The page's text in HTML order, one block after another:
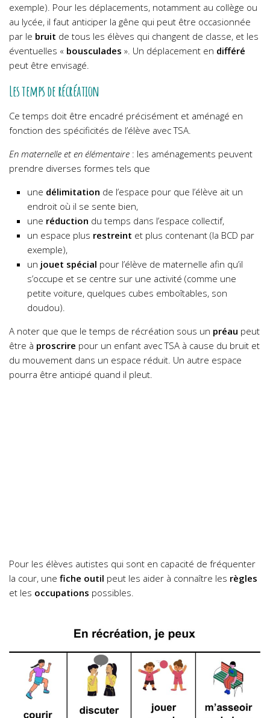
exemple). Pour les déplacements, notamment au collège ou
au lycée, il faut anticiper la gêne qui peut être occasionnée
par le bruit de tous les élèves qui changent de classe, et les
éventuelles « bousculades ». Un déplacement en différé
peut être envisagé.
Les temps de récréation
Ce temps doit être encadré précisément et aménagé en
fonction des spécificités de l’élève avec TSA.
En maternelle et en élémentaire : les aménagements peuvent
prendre diverses formes tels que
une délimitation de l’espace pour que l’élève ait un
endroit où il se sente bien,
une réduction du temps dans l’espace collectif,
un espace plus restreint et plus contenant (la BCD par
exemple),
un jouet spécial pour l’élève de maternelle afin qu’il
s’occupe et se centre sur une activité (comme une
petite voiture, quelques cubes emboîtables, son
doudou).
A noter que que le temps de récréation sous un préau peut
être à proscrire pour un enfant avec TSA à cause du bruit et
du mouvement dans un espace réduit. Un autre espace
pourra être anticipé quand il pleut.
Pour les élèves autistes qui sont en capacité de fréquenter
la cour, une fiche outil peut les aider à connaître les règles
et les occupations possibles.